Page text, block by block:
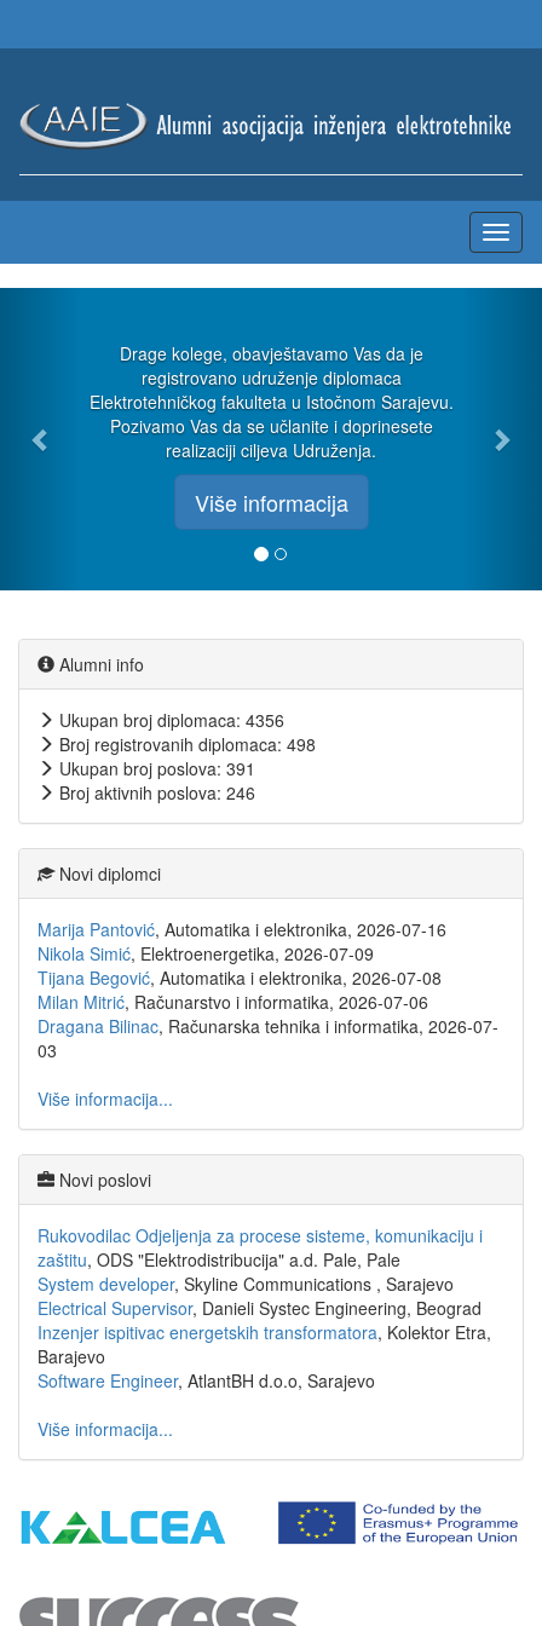
Drage kolege, obavještavamo Vas da je
registrovano udruženje diplomaca
Elektrotehničkog fakulteta u Istočnom Sarajevu.
Pozivamo Vas da se učlanite i doprinesete
realizaciji ciljeva Udruženja.
Više informacija
Alumni info
Ukupan broj diplomaca: 4356
Broj registrovanih diplomaca: 498
Ukupan broj poslova: 391
Broj aktivnih poslova: 246
Novi diplomci
Marija Pantović, Automatika i elektronika, 2026-07-16
Nikola Simić, Elektroenergetika, 2026-07-09
Tijana Begović, Automatika i elektronika, 2026-07-08
Milan Mitrić, Računarstvo i informatika, 2026-07-06
Dragana Bilinac, Računarska tehnika i informatika, 2026-07-
03
Više informacija...
Novi poslovi
Rukovodilac Odjeljenja za procese sisteme, komunikaciju i
zaštitu, ODS "Elektrodistribucija" a.d. Pale, Pale
System developer, Skyline Communications , Sarajevo
Electrical Supervisor, Danieli Systec Engineering, Beograd
Inzenjer ispitivac energetskih transformatora, Kolektor Etra,
Barajevo
Software Engineer, AtlantBH d.o.o, Sarajevo
Više informacija...